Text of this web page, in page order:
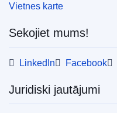
Vietnes karte
Sekojiet mums!
LinkedIn Facebook
Juridiski jautājumi